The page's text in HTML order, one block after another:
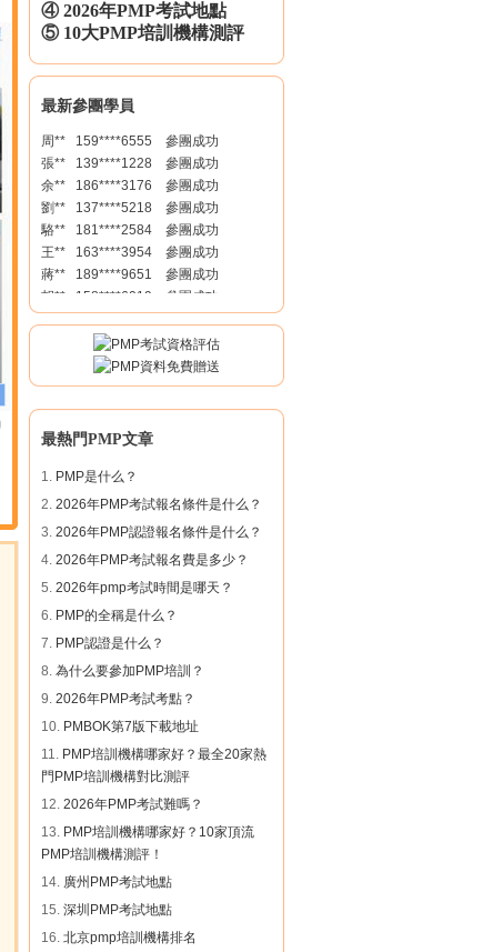
④2026年PMP考試地點
⑤ 10大PMP培訓機構測評
最新參團學員
廖** 137****1275 參團成功
曲** 186****0121 參團成功
王** 136****8532 參團成功
鞏** 136****9918 參團成功
張** 139****1228 參團成功
余** 186****3176 參團成功
劉** 137****5218 參團成功
駱** 181****2584 參團成功
王** 163****3954 參團成功
蔣** 189****9651 參團成功
胡** 158****6019 參團成功
曲** 186****0121 參團成功
丁** 158****0566 參團成功
王** 136****8532 參團成功
鞏** 136****9918 參團成功
周** 159****6555 參團成功
張** 139****1228 參團成功
劉** 137****5218 參團成功
駱** 181****2584 參團成功
王** 163****3954 參團成功
最熱門PMP文章
1. PMP是什么？
2. 2026年PMP考試報名條件是什么？
3. 2026年PMP認證報名條件是什么？
4. 2026年PMP考試報名費是多少？
5. 2026年pmp考試時間是哪天？
6. PMP的全稱是什么？
7. PMP認證是什么？
8. 為什么要參加PMP培訓？
9. 2026年PMP考試考點？
10. PMBOK第7版下載地址
11. PMP培訓機構哪家好？最全20家熱
門PMP培訓機構對比測評
12. 2026年PMP考試難嗎？
13. PMP培訓機構哪家好？10家頂流
PMP培訓機構測評！
14. 廣州PMP考試地點
15. 深圳PMP考試地點
16. 北京pmp培訓機構排名